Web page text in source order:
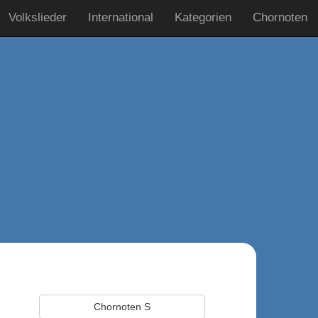
Volkslieder International Kategorien Chornoten
Chornoten S